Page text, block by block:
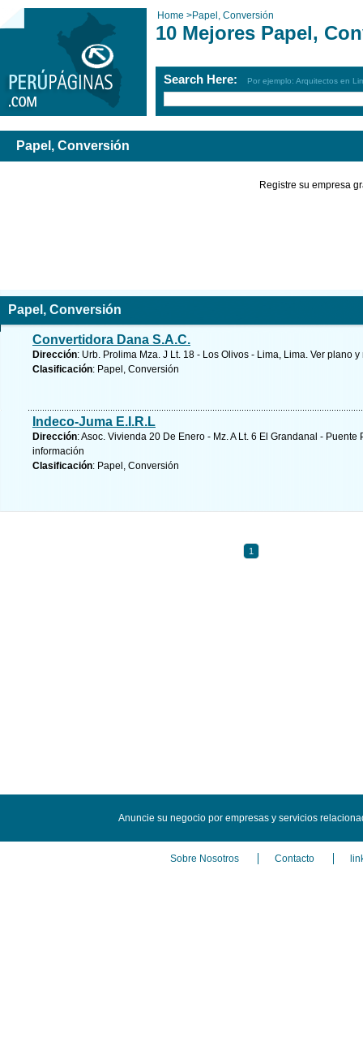
Home >Papel, Conversión
10 Mejores Papel,
Search Here: Por ejemplo: Arquitectos en
Papel, Conversión
Registre su empresa
Papel, Conversión
Convertidora Dana S.A.C.
Dirección: Urb. Prolima Mza. J Lt. 18 - Los Olivos - Lima, Lima. Ver plano y
Clasificación: Papel, Conversión
Indeco-Juma E.I.R.L
Dirección: Asoc. Vivienda 20 De Enero - Mz. A Lt. 6 El Grandanal -
información
Clasificación: Papel, Conversión
1
Anuncie su negocio por empresas y servicios
Sobre Nosotros Contacto